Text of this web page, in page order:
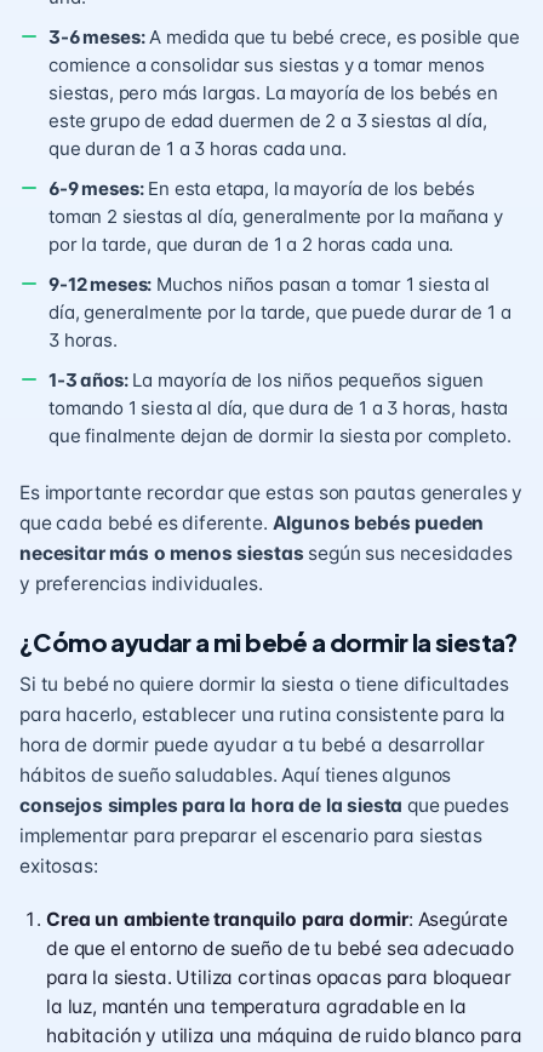
3-6 meses:A medida que tu bebé crece, es posible que
comience a consolidar sus siestas y a tomar menos
siestas, pero más largas. La mayoría de los bebés en
este grupo de edad duermen de 2 a 3 siestas al día,
que duran de 1 a 3 horas cada una.
6-9 meses:En esta etapa, la mayoría de los bebés
toman 2 siestas al día, generalmente por la mañana y
por la tarde, que duran de 1 a 2 horas cada una.
9-12 meses: Muchos niños pasan a tomar 1 siesta al
día, generalmente por la tarde, que puede durar de 1 a
3 horas.
1-3 años:La mayoría de los niños pequeños siguen
tomando 1 siesta al día, que dura de 1 a 3 horas, hasta
que finalmente dejan de dormir la siesta por completo.
Es importante recordar que estas son pautas generales y
que cada bebé es diferente. Algunos bebés pueden
necesitar más o menos siestas según sus necesidades
y preferencias individuales.
¿Cómo ayudar a mi bebé a dormir la siesta?
Si tu bebé no quiere dormir la siesta o tiene dificultades
para hacerlo, establecer una rutina consistente para la
hora de dormir puede ayudar a tu bebé a desarrollar
hábitos de sueño saludables. Aquí tienes algunos
consejos simples para la hora de la siesta que puedes
implementar para preparar el escenario para siestas
exitosas:
Crea un ambiente tranquilo para dormir: Asegúrate
de que el entorno de sueño de tu bebé sea adecuado
para la siesta. Utiliza cortinas opacas para bloquear
la luz, mantén una temperatura agradable en la
habitación y utiliza una máquina de ruido blanco para